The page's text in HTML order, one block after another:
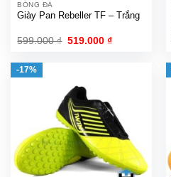
BÓNG ĐÁ
Giày Pan Rebeller TF – Trắng
599.000₫ Giá
519.000₫Giá
-17%